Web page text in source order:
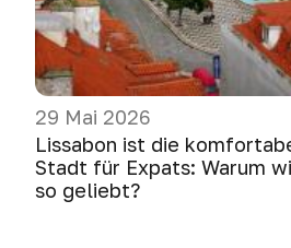
29 Mai 2026
Lissabon ist die
Stadt für Expats: Warum
so geliebt?